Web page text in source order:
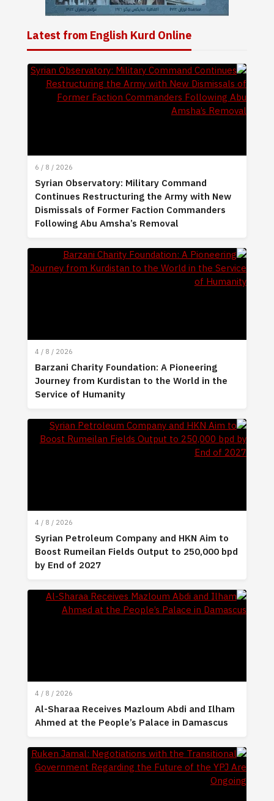
Latest from English Kurd Online
6 / 8 / 2026
Syrian Observatory: Military Command
Continues Restructuring the Army with New
Dismissals of Former Faction Commanders
Following Abu Amsha’s Removal
4 / 8 / 2026
Barzani Charity Foundation: A Pioneering
Journey from Kurdistan to the World in the
Service of Humanity
4 / 8 / 2026
Syrian Petroleum Company and HKN Aim to
Boost Rumeilan Fields Output to 250,000 bpd
by End of 2027
4 / 8 / 2026
Al-Sharaa Receives Mazloum Abdi and Ilham
Ahmed at the People’s Palace in Damascus